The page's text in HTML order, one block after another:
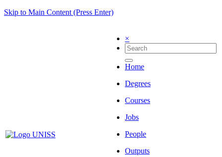
Skip to Main Content (Press Enter)
×
Home
Degrees
Courses
Jobs
People
Outputs